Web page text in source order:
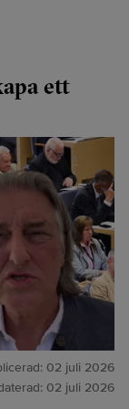
ett
02 juli 2026
02 juli 2026